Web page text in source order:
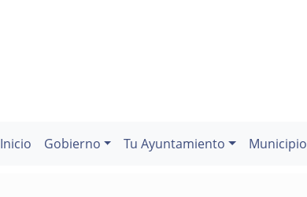
Inicio Gobierno Tu Ayuntamiento Municipio